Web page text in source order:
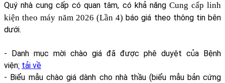
Quý nhà cung cấp có quan tâm, có khả năng Cung cấp linh
kiện theo máy năm 2026 (Lần 4) báo giá theo thông tin bên
dưới.
- Danh mục mời chào giá đã được phê duyệt của Bệnh
viện: tải về
- Biểu mẫu chào giá dành cho nhà thầu (biểu mẫu bản cứng